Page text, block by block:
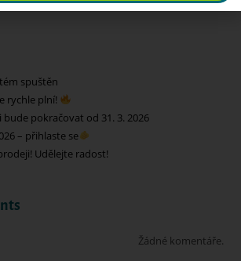
spuštěn
rychle plní!
pokračovat od 31. 3. 2026
– přihlaste se
Udělejte radost!
Žádné komentáře.